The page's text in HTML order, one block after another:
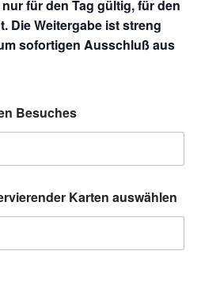
für den Tag gültig, für den
Die Weitergabe ist streng
sofortigen Ausschluß aus
Besuches
Karten auswählen